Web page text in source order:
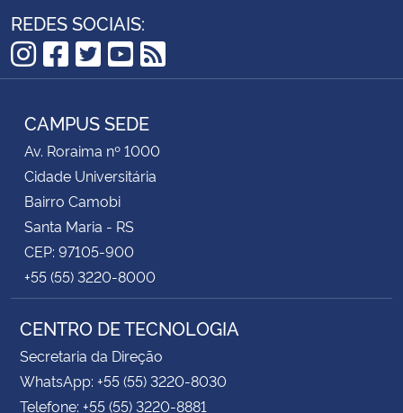
REDES SOCIAIS:
Instagram
Facebook
Twitter
YouTube
RSS
CAMPUS SEDE
Av. Roraima nº 1000
Cidade Universitária
Bairro Camobi
Santa Maria - RS
CEP: 97105-900
+55 (55) 3220-8000
CENTRO DE TECNOLOGIA
Secretaria da Direção
WhatsApp: +55 (55) 3220-8030
Telefone: +55 (55) 3220-8881